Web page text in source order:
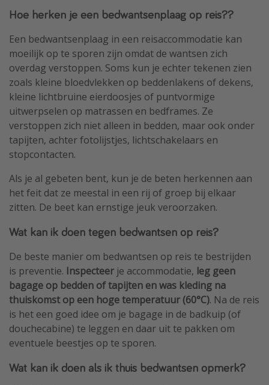
Hoe herken je een bedwantsenplaag op reis??
Een bedwantsenplaag in een reisaccommodatie kan
moeilijk op te sporen zijn omdat de wantsen zich
overdag verstoppen. Soms kun je echter tekenen zien
zoals kleine bloedvlekken op beddenlakens of dekens,
kleine lichtbruine eierdoosjes of puntvormige
uitwerpselen op matrassen en bedframes. Ze
verstoppen zich niet alleen in bedden, maar ook onder
tapijten, achter fotolijstjes, lichtschakelaars en
stopcontacten.
Als je al gebeten bent, kun je de beten herkennen aan
het feit dat ze meestal in een rij of groep bij elkaar
zitten. De beet kan ernstige jeuk veroorzaken.
Wat kan ik doen tegen bedwantsen op reis?
De beste manier om bedwantsen op reis te bestrijden
is preventie. Inspecteer je accommodatie, leg geen
bagage op bedden of tapijten en was kleding na
thuiskomst op een hoge temperatuur (60°C). Na de reis
is het een goed idee om je bagage in de badkuip (of
douchecabine) te leggen en daar uit te pakken om
eventuele beestjes op te sporen.
Wat kan ik doen als ik thuis bedwantsen opmerk?